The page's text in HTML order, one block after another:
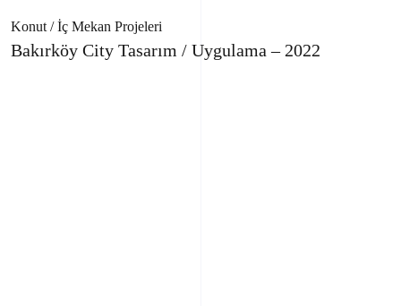
Konut / İç Mekan Projeleri
Bakırköy City Tasarım / Uygulama – 2022